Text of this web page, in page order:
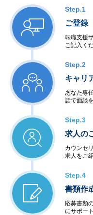
Step.1
ご登録
転職支援
ご記入く
Step.2
キャリ
あなた専
話で面談
Step.3
求人の
カウンセ
求人をご
Step.4
書類作
応募書類
にサポー